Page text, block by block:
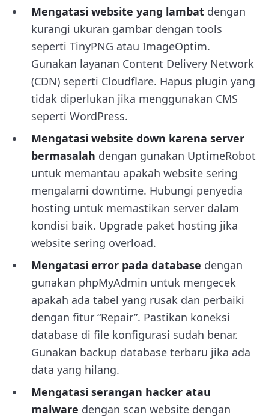
Mengatasi website yang lambat dengan
kurangi ukuran gambar dengan tools
seperti TinyPNG atau ImageOptim.
Gunakan layanan Content Delivery Network
(CDN) seperti Cloudflare. Hapus plugin yang
tidak diperlukan jika menggunakan CMS
seperti WordPress.
Mengatasi website down karena server
bermasalah dengan gunakan UptimeRobot
untuk memantau apakah website sering
mengalami downtime. Hubungi penyedia
hosting untuk memastikan server dalam
kondisi baik. Upgrade paket hosting jika
website sering overload.
Mengatasi error pada database dengan
gunakan phpMyAdmin untuk mengecek
apakah ada tabel yang rusak dan perbaiki
dengan fitur “Repair”. Pastikan koneksi
database di file konfigurasi sudah benar.
Gunakan backup database terbaru jika ada
data yang hilang.
Mengatasi serangan hacker atau
malware dengan scan website dengan